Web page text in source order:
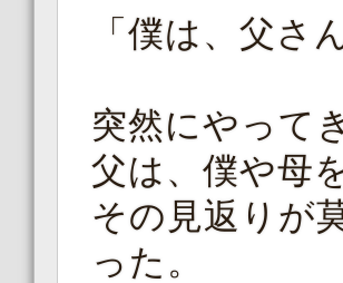
「僕は、父さ
突然にやって
父は、僕や母
その見返りが
った。